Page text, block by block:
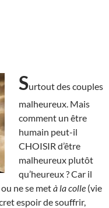
Surtout des couples
malheureux. Mais
comment un être
humain peut-il
CHOISIR d’être
malheureux plutôt
qu’heureux ? Car il
ne se metà la colle (vie
espoir de souffrir,